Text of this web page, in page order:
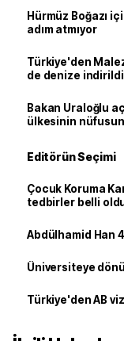
Hürmüz Boğazı
adım atmıyor
Türkiye'den
de denize indirildi
Bakan Uraloğlu
ülkesinin
Editörün Seçimi
Çocuk Koruma
tedbirler belli
Abdülhamid Han
Üniversiteye
Türkiye'den AB